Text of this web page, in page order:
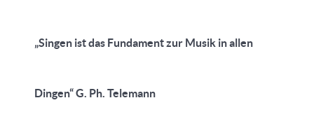
„Singen ist das Fundament zur Musik in allen
Dingen“ G. Ph. Telemann